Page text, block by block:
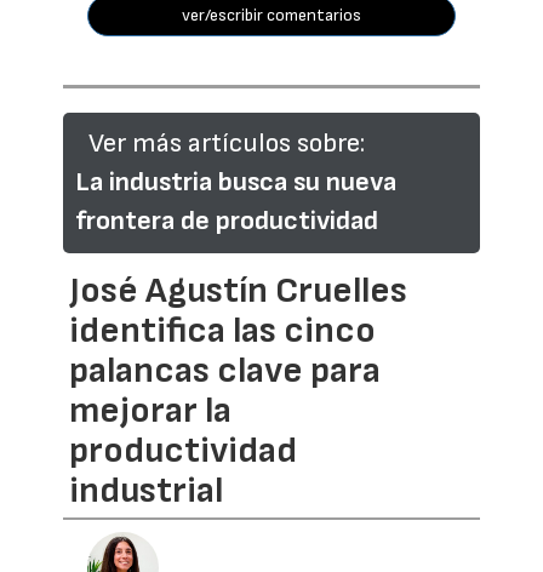
ver/escribir comentarios
Ver más artículos sobre:
La industria busca su nueva
frontera de productividad
José Agustín Cruelles
identifica las cinco
palancas clave para
mejorar la
productividad
industrial